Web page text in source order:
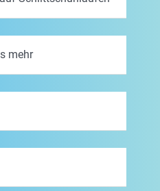
mehr